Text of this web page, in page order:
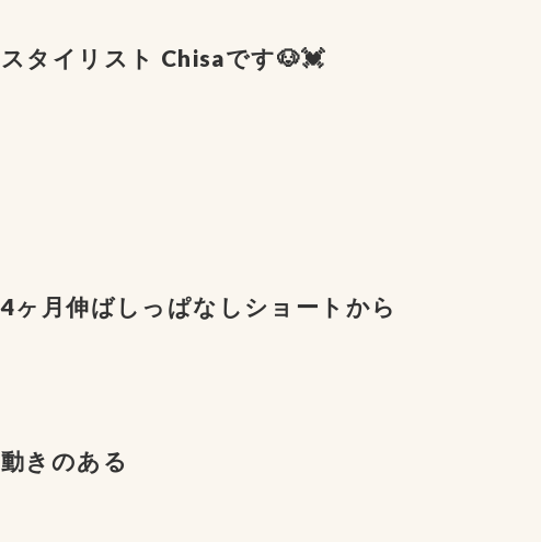
スタイリスト Chisaです🐶💓
4ヶ月伸ばしっぱなしショートから
動きのある